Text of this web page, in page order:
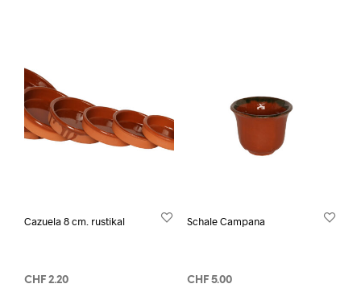
Cazuela 8 cm. rustikal
CHF 2.20
Schale Campana
CHF5.00